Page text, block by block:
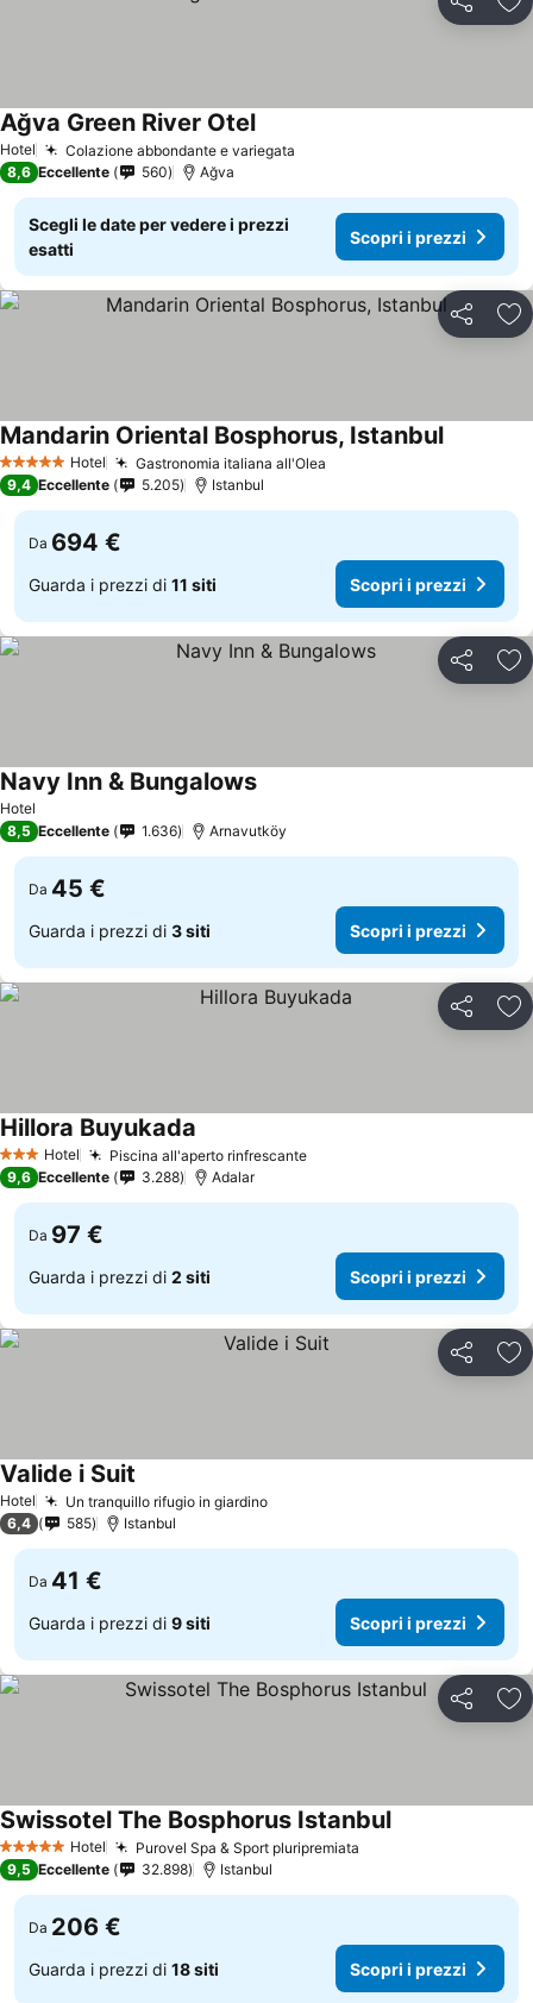
Condividi
Hotel Colazione abbondante e variegata
Ağva Green River OtelScopri i prezzi
8,6 Eccellente 560 Ağva
Scegli le date per vedere i prezzi
esatti
Scopri i prezzi
Condividi
5 Stelle Hotel Gastronomia italiana all'Olea
Mandarin Oriental Bosphorus, IstanbulScopri i
9,4 Eccellente 5.205 Istanbul
Da 694 €
Guarda i prezzi di 11 siti Scopri i prezzi
Condividi
Hotel
Navy Inn & BungalowsScopri i prezzi
8,5 Eccellente 1.636 Arnavutköy
Da 45 €
Guarda i prezzi di 3 siti Scopri i prezzi
Condividi
3 StelleHotel Piscina all'aperto rinfrescanteScopri i prezzi
Hillora Buyukada
9,6 Eccellente 3.288 Adalar
Da 97 €
Guarda i prezzi di 2 siti Scopri i prezzi
Condividi
Hotel Un tranquillo rifugio in giardinoScopri i prezzi
Valide i Suit
6,4 585 Istanbul
Da 41 €
Guarda i prezzi di 9 siti Scopri i prezzi
Condividi
5 Stelle Hotel Purovel Spa & Sport pluripremiata
Swissotel The Bosphorus IstanbulScopri i prezzi
9,5 Eccellente 32.898 Istanbul
Da 206 €
Guarda i prezzi di 18 siti Scopri i prezzi